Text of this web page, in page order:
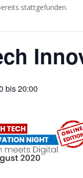
stattgefunden.
bis20:00